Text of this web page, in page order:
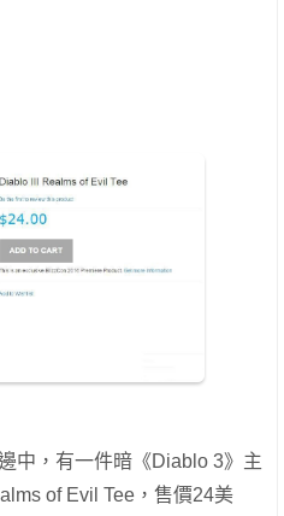
中，有一件暗《Diablo 3》主
of Evil Tee，售價24美